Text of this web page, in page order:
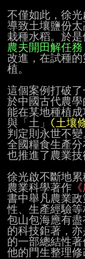
不僅如此，徐光
導致土壤鹽份
栽種水稻。於是
農夫開田解任務
改進，在試種
植。
這個案例打破
於中國古代農
能在某地種植
與「土」 (土壤
判定則永世不
全國糧食生產分
也推進了農業技
徐光啟不斷地
農業科學著作
書中舉凡農業
性、生產經驗
包山包海應有
的科技鉅著，
的一部總結性
他的門生整理